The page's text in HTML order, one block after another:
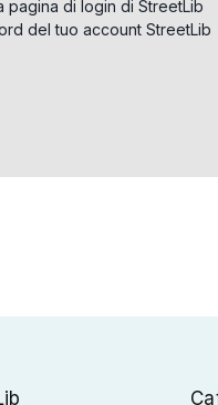
pagina di login di StreetLib
del tuo account StreetLib